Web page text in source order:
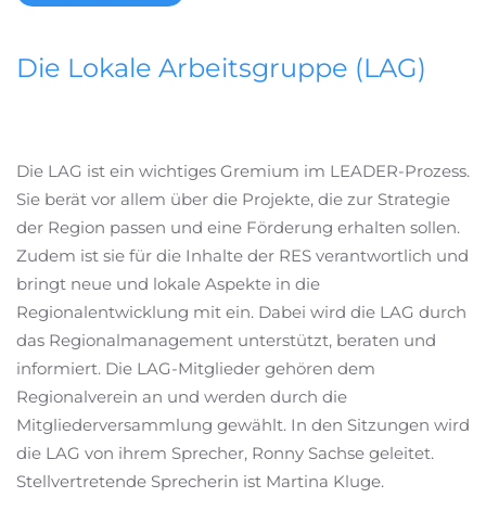
Die Lokale Arbeitsgruppe (LAG)
Die LAG ist ein wichtiges Gremium im LEADER-Prozess.
Sie berät vor allem über die Projekte, die zur Strategie
der Region passen und eine Förderung erhalten sollen.
Zudem ist sie für die Inhalte der RES verantwortlich und
bringt neue und lokale Aspekte in die
Regionalentwicklung mit ein. Dabei wird die LAG durch
das Regionalmanagement unterstützt, beraten und
informiert. Die LAG-Mitglieder gehören dem
Regionalverein an und werden durch die
Mitgliederversammlung gewählt. In den Sitzungen wird
die LAG von ihrem Sprecher, Ronny Sachse geleitet.
Stellvertretende Sprecherin ist Martina Kluge.